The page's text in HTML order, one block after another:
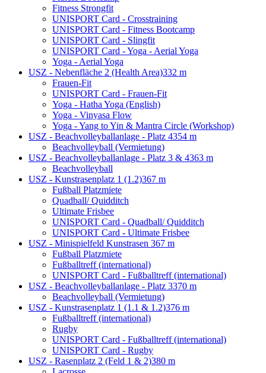
Fitness Strongfit
UNISPORT Card - Crosstraining
UNISPORT Card - Fitness Bootcamp
UNISPORT Card - Slingfit
UNISPORT Card - Yoga - Aerial Yoga
Yoga - Aerial Yoga
USZ - Nebenfläche 2 (Health Area)332 m
Frauen-Fit
UNISPORT Card - Frauen-Fit
Yoga - Hatha Yoga (English)
Yoga - Vinyasa Flow
Yoga - Yang to Yin & Mantra Circle (Workshop)
USZ - Beachvolleyballanlage - Platz 4354 m
Beachvolleyball (Vermietung)
USZ - Beachvolleyballanlage - Platz 3 & 4363 m
Beachvolleyball
USZ - Kunstrasenplatz 1 (1.2)367 m
Fußball Platzmiete
Quadball/ Quidditch
Ultimate Frisbee
UNISPORT Card - Quadball/ Quidditch
UNISPORT Card - Ultimate Frisbee
USZ - Minispielfeld Kunstrasen 367 m
Fußball Platzmiete
Fußballtreff (international)
UNISPORT Card - Fußballtreff (international)
USZ - Beachvolleyballanlage - Platz 3370 m
Beachvolleyball (Vermietung)
USZ - Kunstrasenplatz 1 (1.1 & 1.2)376 m
Fußballtreff (international)
Rugby
UNISPORT Card - Fußballtreff (international)
UNISPORT Card - Rugby
USZ - Rasenplatz 2 (Feld 1 & 2)380 m